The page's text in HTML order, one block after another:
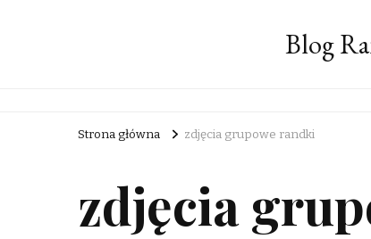
Blog
Strona główna zdjęcia grupowe randki
zdjęcia